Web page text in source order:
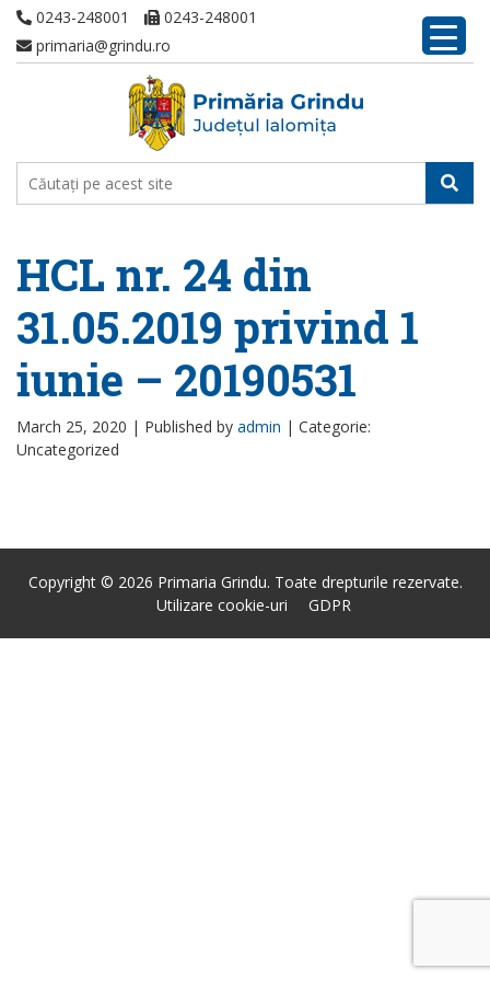
0243-248001
0243-248001
primaria@grindu.ro
HCL nr. 24 din
31.05.2019 privind 1
iunie – 20190531
March 25, 2020 | Published by admin | Categorie:
Uncategorized
Copyright © 2026 Primaria Grindu. Toate drepturile rezervate.
Utilizare cookie-uri
GDPR